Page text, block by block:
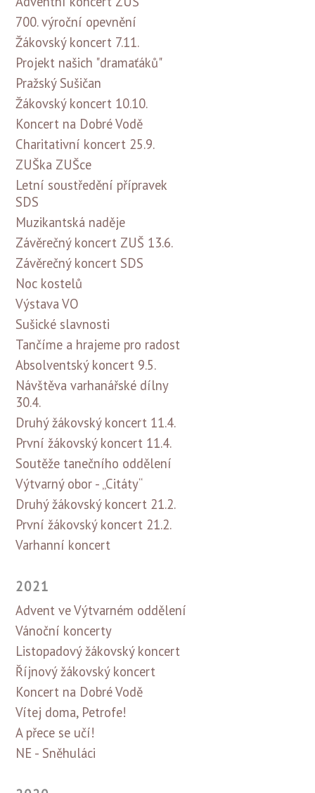
700. výroční opevnění
Žákovský koncert 7.11.
Projekt našich "dramaťáků"
Pražský Sušičan
Žákovský koncert 10.10.
Koncert na Dobré Vodě
Charitativní koncert 25.9.
ZUŠka ZUŠce
Letní soustředění přípravek
SDS
Muzikantská naděje
Závěrečný koncert ZUŠ 13.6.
Závěrečný koncert SDS
Noc kostelů
Výstava VO
Sušické slavnosti
Tančíme a hrajeme pro radost
Absolventský koncert 9.5.
Návštěva varhanářské dílny
30.4.
Druhý žákovský koncert 11.4.
První žákovský koncert 11.4.
Soutěže tanečního oddělení
Výtvarný obor - „Citáty“
Druhý žákovský koncert 21.2.
První žákovský koncert 21.2.
Varhanní koncert
2021
Advent ve Výtvarném oddělení
Vánoční koncerty
Listopadový žákovský koncert
Říjnový žákovský koncert
Koncert na Dobré Vodě
Vítej doma, Petrofe!
A přece se učí!
NE - Sněhuláci